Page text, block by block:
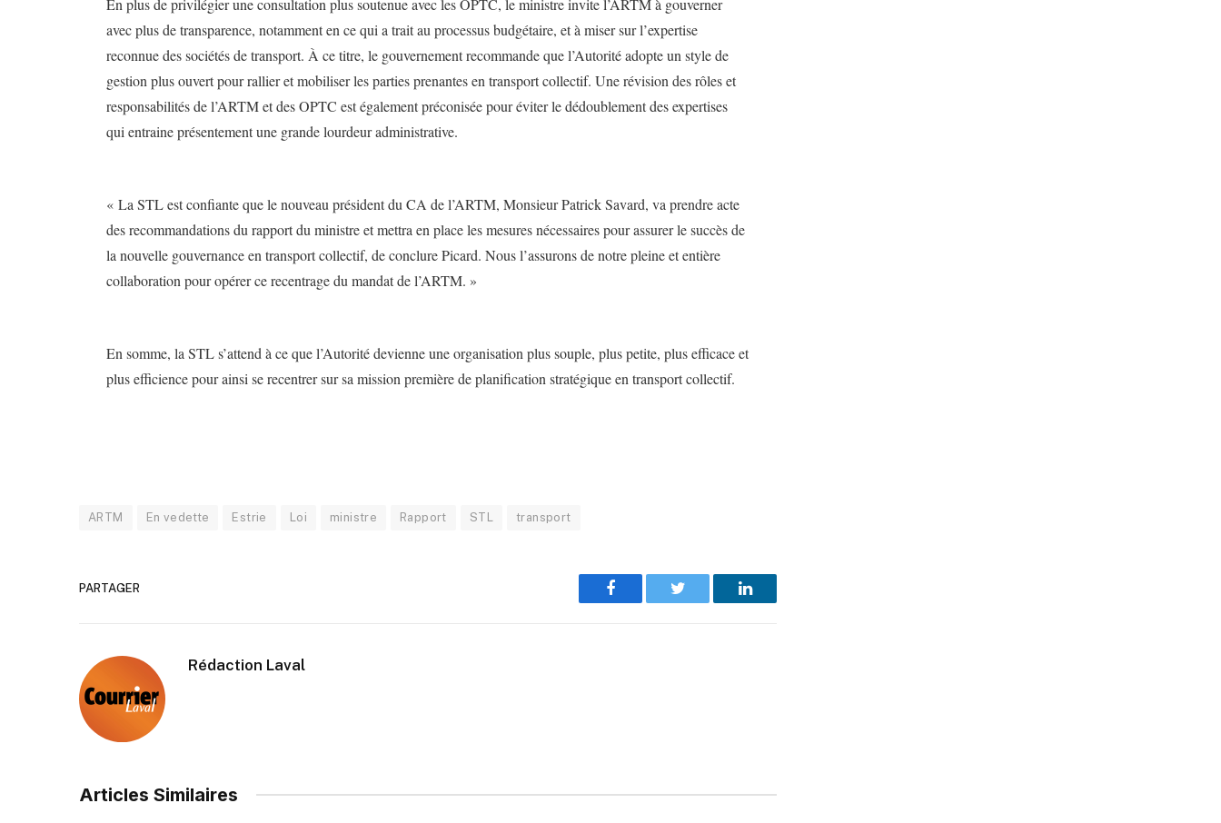
En plus de privilégier une consultation plus soutenue avec les OPTC, le ministre invite l’ARTM à gouverner
avec plus de transparence, notamment en ce qui a trait au processus budgétaire, et à miser sur l’expertise
reconnue des sociétés de transport. À ce titre, le gouvernement recommande que l’Autorité adopte un style de
gestion plus ouvert pour rallier et mobiliser les parties prenantes en transport collectif. Une révision des rôles et
responsabilités de l’ARTM et des OPTC est également préconisée pour éviter le dédoublement des expertises
qui entraine présentement une grande lourdeur administrative.
« La STL est confiante que le nouveau président du CA de l’ARTM, Monsieur Patrick Savard, va prendre acte
des recommandations du rapport du ministre et mettra en place les mesures nécessaires pour assurer le succès de
la nouvelle gouvernance en transport collectif, de conclure Picard. Nous l’assurons de notre pleine et entière
collaboration pour opérer ce recentrage du mandat de l’ARTM. »
En somme, la STL s’attend à ce que l’Autorité devienne une organisation plus souple, plus petite, plus efficace et
plus efficience pour ainsi se recentrer sur sa mission première de planification stratégique en transport collectif.
ARTM En vedette Estrie Loi ministre Rapport STL transport
PARTAGER
Facebook Twitter LinkedIn
Rédaction Laval
Articles Similaires